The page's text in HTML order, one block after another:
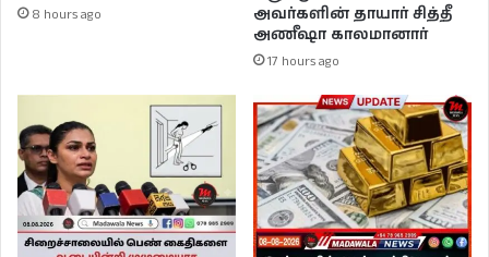
8 hours ago
அவர்களின் தாயார் சித்தீ
அணீஷா காலமானார்
17 hours ago